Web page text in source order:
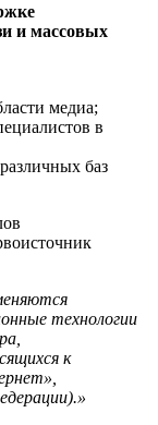
и массовых
медиа;
в
баз
технологии
к